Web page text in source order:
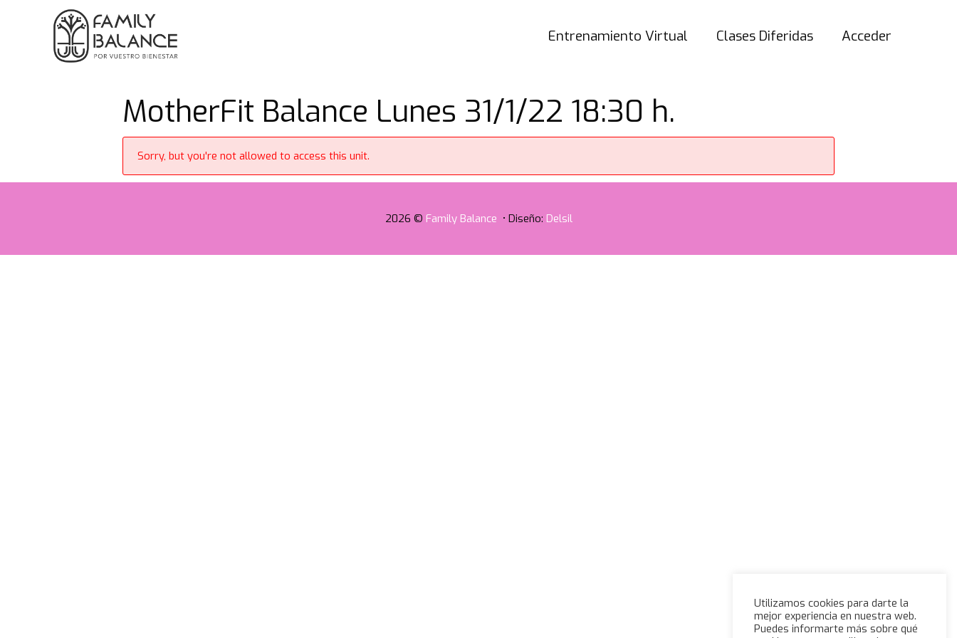
Entrenamiento Virtual Clases Diferidas Acceder
MotherFit Balance Lunes 31/1/22 18:30 h.
Sorry, but you're not allowed to access this unit.
2026 © Family Balance • Diseño: Delsil
Utilizamos cookies para darte la
mejor experiencia en nuestra web.
Puedes informarte más sobre qué